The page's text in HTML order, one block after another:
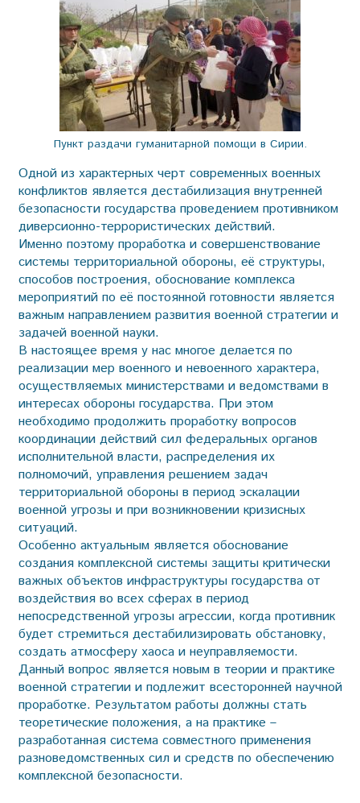
Пункт раздачи гуманитарной помощи в Сирии.
Одной из характерных черт современных военных
конфликтов является дестабилизация внутренней
безопасности государства проведением противником
диверсионно-террористических действий.
Именно поэтому проработка и совершенствование
системы территориальной обороны, её структуры,
способов построения, обоснование комплекса
мероприятий по её постоянной готовности является
важным направлением развития военной стратегии и
задачей военной науки.
В настоящее время у нас многое делается по
реализации мер военного и невоенного характера,
осуществляемых министерствами и ведомствами в
интересах обороны государства. При этом
необходимо продолжить проработку вопросов
координации действий сил федеральных органов
исполнительной власти, распределения их
полномочий, управления решением задач
территориальной обороны в период эскалации
военной угрозы и при возникновении кризисных
ситуаций.
Особенно актуальным является обоснование
создания комплексной системы защиты критически
важных объектов инфраструктуры государства от
воздействия во всех сферах в период
непосредственной угрозы агрессии, когда противник
будет стремиться дестабилизировать обстановку,
создать атмосферу хаоса и неуправляемости.
Данный вопрос является новым в теории и практике
военной стратегии и подлежит всесторонней научной
проработке. Результатом работы должны стать
теоретические положения, а на практике –
разработанная система совместного применения
разноведомственных сил и средств по обеспечению
комплексной безопасности.